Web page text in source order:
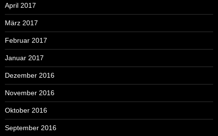
April 2017
März 2017
Februar 2017
Januar 2017
Dezember 2016
November 2016
Oktober 2016
September 2016